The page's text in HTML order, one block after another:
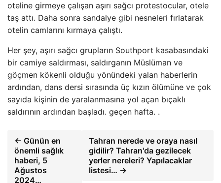
oteline girmeye çalışan aşırı sağcı protestocular, otele
taş attı. Daha sonra sandalye gibi nesneleri fırlatarak
otelin camlarını kırmaya çalıştı.
Her şey, aşırı sağcı grupların Southport kasabasındaki
bir camiye saldırması, saldırganın Müslüman ve
göçmen kökenli olduğu yönündeki yalan haberlerin
ardından, dans dersi sırasında üç kızın ölümüne ve çok
sayıda kişinin de yaralanmasına yol açan bıçaklı
saldırının ardından başladı. geçen hafta. .
← Günün en
önemli sağlık
haberi, 5
Ağustos
2024…
Tahran nerede ve oraya nasıl
gidilir? Tahran'da gezilecek
yerler nereleri? Yapılacaklar
listesi… →